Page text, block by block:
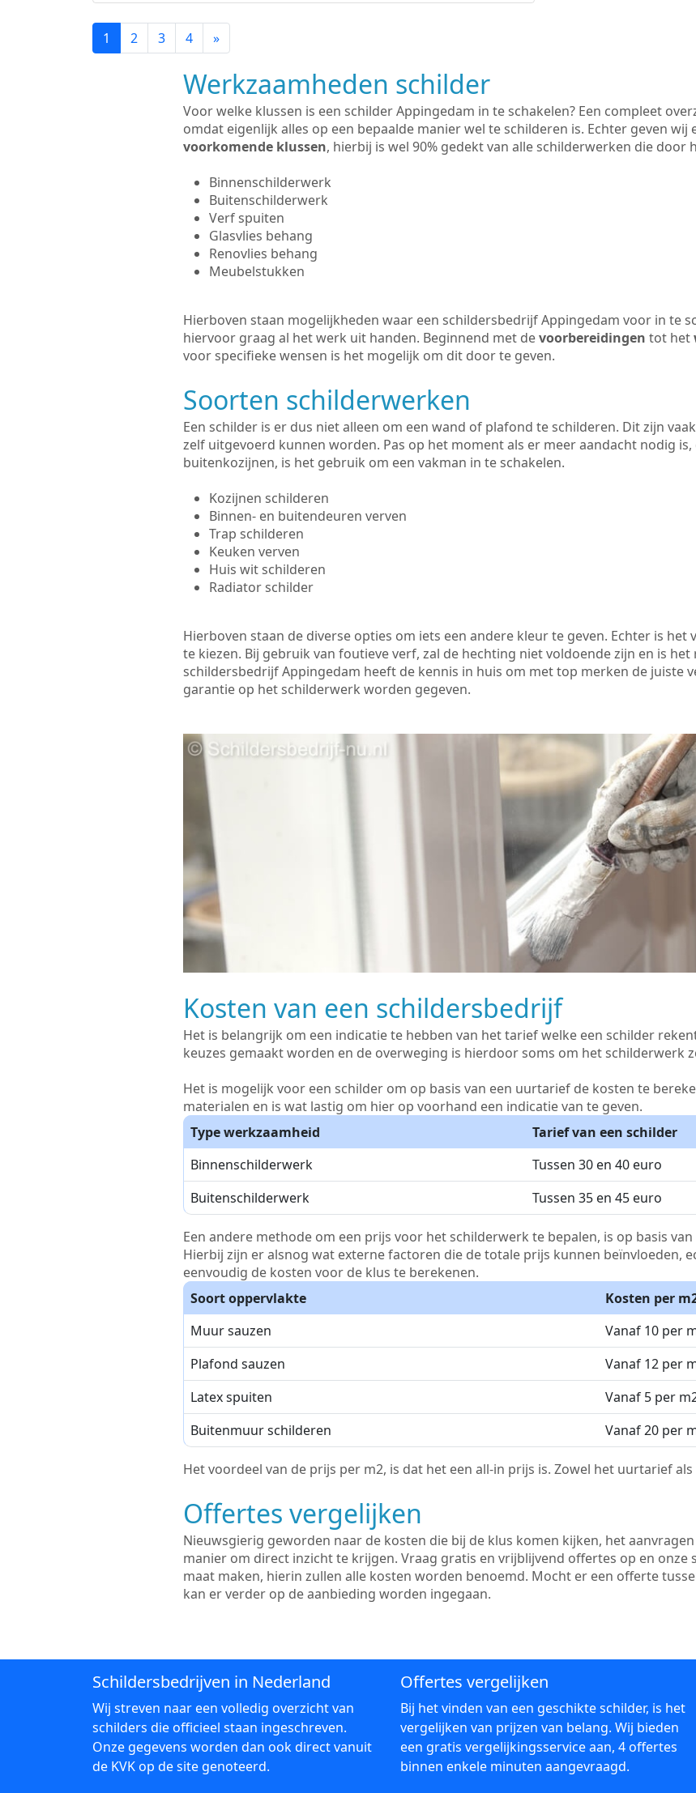
1 2 3 4 »
Werkzaamheden schilder
Voor welke klussen is een schilder Appingedam in te schakelen? Een compleet
omdat eigenlijk alles op een bepaalde manier wel te schilderen is. Echter geven wij
voorkomende klussen, hierbij is wel 90% gedekt van alle schilderwerken die door
Binnenschilderwerk
Buitenschilderwerk
Verf spuiten
Glasvlies behang
Renovlies behang
Meubelstukken
Hierboven staan mogelijkheden waar een schildersbedrijf Appingedam voor in te
hiervoor graag al het werk uit handen. Beginnend met devoorbereidingen tot het
voor specifieke wensen is het mogelijk om dit door te geven.
Soorten schilderwerken
Een schilder is er dus niet alleen om een wand of plafond te schilderen. Dit zijn
zelf uitgevoerd kunnen worden. Pas op het moment als er meer aandacht nodig
buitenkozijnen, is het gebruik om een vakman in te schakelen.
Kozijnen schilderen
Binnen- en buitendeuren verven
Trap schilderen
Keuken verven
Huis wit schilderen
Radiator schilder
Hierboven staan de diverse opties om iets een andere kleur te geven. Echter is
te kiezen. Bij gebruik van foutieve verf, zal de hechting niet voldoende zijn en is
schildersbedrijf Appingedam heeft de kennis in huis om met top merken de juiste
garantie op het schilderwerk worden gegeven.
Kosten van een schildersbedrijf
Het is belangrijk om een indicatie te hebben van het tarief welke een schilder
keuzes gemaakt worden en de overweging is hierdoor soms om het schilderwerk
Het is mogelijk voor een schilder om op basis van een uurtarief de kosten te
materialen en is wat lastig om hier op voorhand een indicatie van te geven.
Type werkzaamheid
Tarief van een schilder
Binnenschilderwerk
Tussen 30 en 40 euro
Buitenschilderwerk
Tussen 35 en 45 euro
Een andere methode om een prijs voor het schilderwerk te bepalen, is op basis
Hierbij zijn er alsnog wat externe factoren die de totale prijs kunnen beïnvloeden,
eenvoudig de kosten voor de klus te berekenen.
Soort oppervlakte
Kosten per
Muur sauzen
Vanaf 10 per
Plafond sauzen
Vanaf 12 per
Latex spuiten
Vanaf 5 per
Buitenmuur schilderen
Vanaf 20 per
Het voordeel van de prijs per m2, is dat het een all-in prijs is. Zowel het uurtarief
Offertes vergelijken
Nieuwsgierig geworden naar de kosten die bij de klus komen kijken, het
manier om direct inzicht te krijgen. Vraag gratis en vrijblijvend offertes op en onze
maat maken, hierin zullen alle kosten worden benoemd. Mocht er een offerte
kan er verder op de aanbieding worden ingegaan.
Schildersbedrijven in Nederland
Wij streven naar een volledig overzicht van
schilders die officieel staan ingeschreven.
Onze gegevens worden dan ook direct vanuit
de KVK op de site genoteerd.
Offertes vergelijken
Bij het vinden van een geschikte schilder, is het
vergelijken van prijzen van belang. Wij bieden
een gratis vergelijkingsservice aan, 4 offertes
binnen enkele minuten aangevraagd.